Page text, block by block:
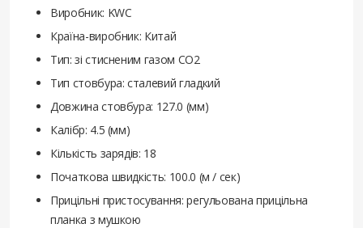
Виробник: KWC
Країна-виробник: Китай
Тип: зі стисненим газом СО2
Тип стовбура: сталевий гладкий
Довжина стовбура: 127.0 (мм)
Калібр: 4.5 (мм)
Кількість зарядів: 18
Початкова швидкість: 100.0 (м / сек)
Прицільні пристосування: регульована прицільна
планка з мушкою